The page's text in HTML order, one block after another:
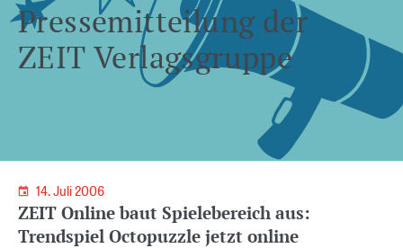
Pressemitteilung der
ZEIT Verlagsgruppe
14. Juli 2006
ZEIT Online baut Spielebereich aus:
Trendspiel Octopuzzle jetzt online